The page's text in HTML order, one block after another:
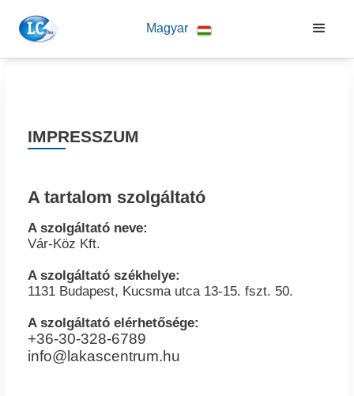
Magyar
IMPRESSZUM
A tartalom szolgáltató
A szolgáltató neve:
Vár-Köz Kft.
A szolgáltató székhelye:
1131 Budapest, Kucsma utca 13-15. fszt. 50.
A szolgáltató elérhetősége:
+36-30-328-6789
info@lakascentrum.hu